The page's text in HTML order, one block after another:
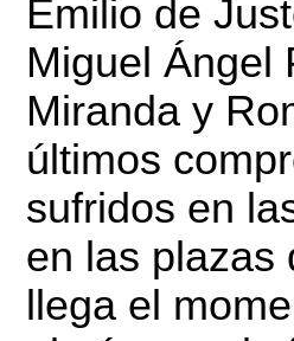
Emilio de
Miguel Ángel
Miranda y
últimos
sufridos en
en las plazas
llega el